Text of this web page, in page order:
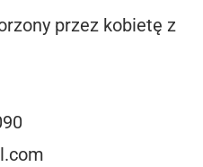
przez kobietę z